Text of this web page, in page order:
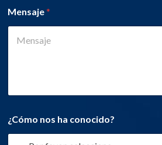
Mensaje*
¿Cómo nos ha conocido?